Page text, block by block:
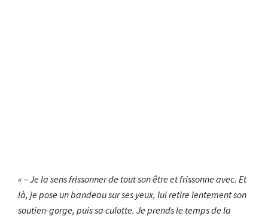
« – Je la sens frissonner de tout son être et frissonne avec. Et
là, je pose un bandeau sur ses yeux, lui retire lentement son
soutien-gorge, puis sa culotte. Je prends le temps de la